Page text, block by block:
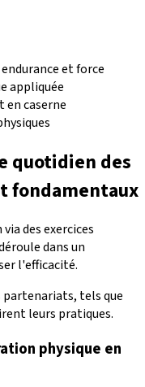
et force
appliquée
en caserne
quotidien des
fondamentaux
des exercices
dans un
l'efficacité.
partenariats, tels que
leurs pratiques.
physique en